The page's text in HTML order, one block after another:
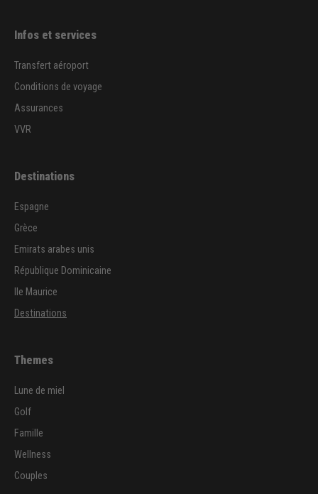
Infos et services
Transfert aéroport
Conditions de voyage
Assurances
VVR
Destinations
Espagne
Grèce
Emirats arabes unis
République Dominicaine
Ile Maurice
Destinations
Themes
Lune de miel
Golf
Famille
Wellness
Couples